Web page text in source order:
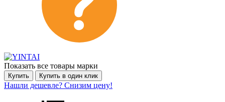
Показать все товары марки
Купить Купить в один клик
Нашли дешевле? Снизим цену!